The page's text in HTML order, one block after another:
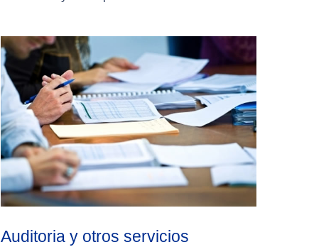
Auditoria y otros servicios